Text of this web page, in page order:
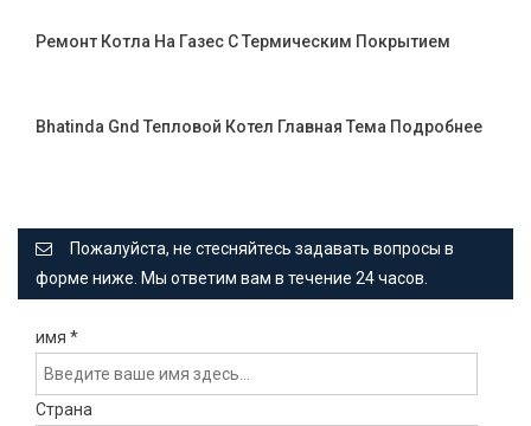
Ремонт Котла На Газеc С Термическим Покрытием
Bhatinda Gnd Тепловой Котел Главная Тема Подробнее
Пожалуйста, не стесняйтесь задавать вопросы в
форме ниже. Мы ответим вам в течение 24 часов.
имя *
Страна